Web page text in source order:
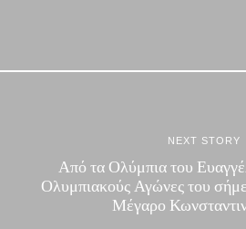
NEXT STORY
Από τα Ολύμπια του
Ολυμπιακούς Αγώνες του
Μέγαρο